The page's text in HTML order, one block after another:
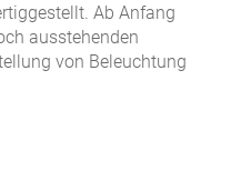
Ab Anfang
ausstehenden
von Beleuchtung